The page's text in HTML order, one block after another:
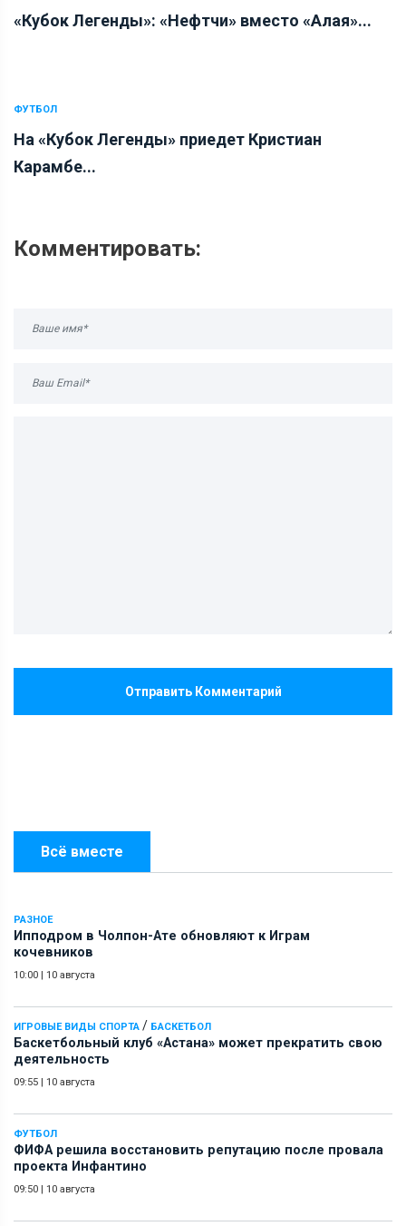
Всё вместе
РАЗНОЕ
Ипподром в Чолпон-Ате обновляют к Играм
кочевников
10:00 | 10 августа
ИГРОВЫЕ ВИДЫ СПОРТА / БАСКЕТБОЛ
Баскетбольный клуб «Астана» может прекратить свою
деятельность
09:55 | 10 августа
ФУТБОЛ
ФИФА решила восстановить репутацию после провала
проекта Инфантино
09:50 | 10 августа
«Кубок Легенды»: «Нефтчи» вместо «Алая»...
ФУТБОЛ
На «Кубок Легенды» приедет Кристиан
Карамбе...
Комментировать:
Отправить Комментарий